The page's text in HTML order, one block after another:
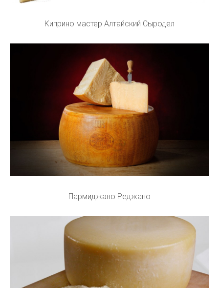
Киприно мастер Алтайский Сыродел
Пармиджано Реджано